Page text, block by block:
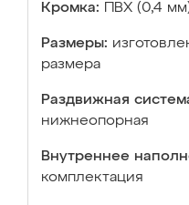
Кромка: ПВХ (0,4
Размеры:
размера
Раздвижная
нижнеопорная
Внутреннее
комплектация